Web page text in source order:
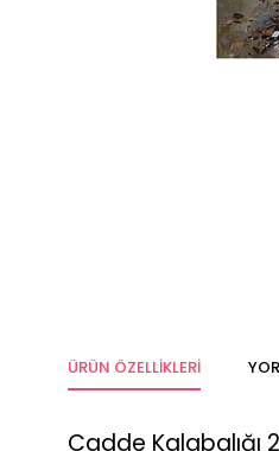
ÜRÜN ÖZELLIKLERI
Cadde Kalabalığı